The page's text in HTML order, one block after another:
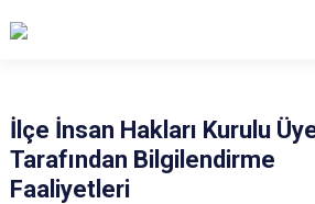
Ağlasun
Gölhisar
İlçe İnsan Hakları Kurulu
Tarafından Bilgilendirme
Faaliyetleri